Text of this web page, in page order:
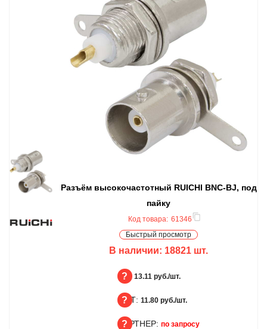
Разъём высокочастотный RUICHI BNC-BJ, под
пайку
Код товара: 61346
Быстрый просмотр
В наличии: 18821 шт.
БЦ: 13.11 руб./шт.
ОПТ: 11.80 руб./шт.
ПАРТНЕР: по запросу